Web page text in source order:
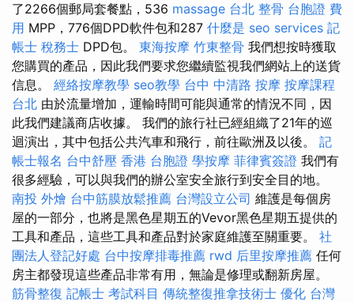
了2266個郵局套餐點，536 massage 台北 整骨 台胞證 費
用 MPP，776個DPD軟件包和287 什麼是 seo services 記
帳士 稅務士 DPD包。 東海按摩 竹東整骨 我們想按時獲取
您購買的產品，因此我們要求您繼續監視我們網站上的送貨
信息。 經絡按摩教學 seo教學 台中 中清路 按摩 按摩課程
台北 由於流量增加，運輸時間可能與通常的情況不同，因
此我們建議商店收據。 我們的旅行社已經組織了21年的巡
迴演出，其中包括公共汽車和飛行，前往歐洲及以後。 記
帳士報名 台中舒壓 香港 台胞證 學按摩 菲律賓簽證 我們有
很多經驗，可以與我們的辦公室安全旅行到安全目的地。
南投 外燴 台中筋膜放鬆推薦 台灣設立公司 維護是每個房
屋的一部分，也將是黑色星期五的Vevor黑色星期五提供的
工具和產品，這些工具和產品對於家庭維護至關重要。 社
團法人登記好處 台中按摩排毒推薦 rwd 后里按摩推薦 任何
房主都發現這些產品非常有用，無論是修理或翻新房屋。
筋骨整復 記帳士 考試科目 傳統整復推拿技術士 優化 台灣